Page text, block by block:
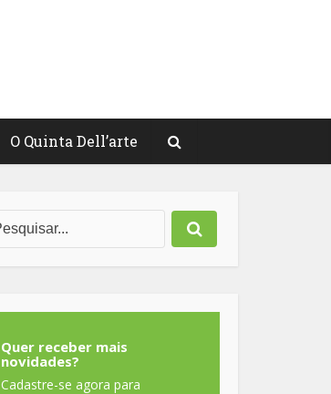
O Quinta Dell’arte
Quer receber mais
novidades?
Cadastre-se agora para